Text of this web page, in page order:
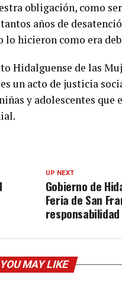
obligación, como
años de
hicieron como era
Hidalguense de las
un acto de justicia
y adolescentes que
UP NEXT
Gobierno de
Feria de San
responsabilidad
YOU MAY LIKE